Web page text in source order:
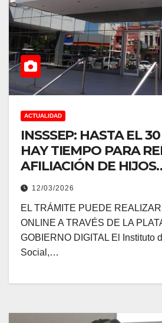
ACTUALIDAD
INSSSEP: HASTA EL
HAY TIEMPO PARA
AFILIACIÓN DE HIJOS
ESTUDIANTES
12/03/2026
EL TRÁMITE PUEDE
ONLINE A TRAVÉS DE LA
GOBIERNO DIGITAL El Instituto
Social,…